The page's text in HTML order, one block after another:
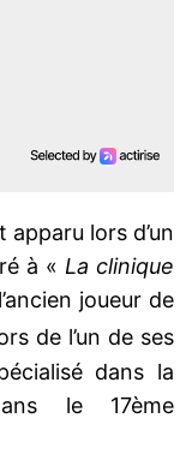
apparu lors d’un
à « La clinique
joueur de
de l’un de ses
dans la
le 17ème